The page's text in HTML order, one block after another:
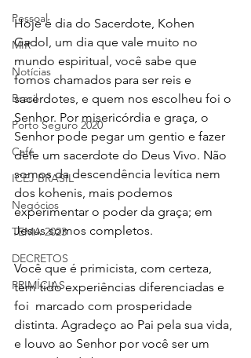
Pessoal
MIR
Notícias
Brasil
Porto Seguro 2020
Café
ICEJ BRASIL
Negócios
TEMA 2023
DECRETOS
PRIMÍCIAS
Hoje é dia do Sacerdote, Kohen
Gadol, um dia que vale muito no
mundo espiritual, você sabe que
fomos chamados para ser reis e
sacerdotes, e quem nos escolheu foi o
Senhor. Por misericórdia e graça, o
Senhor pode pegar um gentio e fazer
dele um sacerdote do Deus Vivo. Não
somos da descendência levítica nem
dos kohenis, mais podemos
experimentar o poder da graça; em
Jesus somos completos.
Você que é primicista, com certeza,
tem tido experiências diferenciadas e
foi  marcado com prosperidade
distinta. Agradeço ao Pai pela sua vida,
e louvo ao Senhor por você ser um